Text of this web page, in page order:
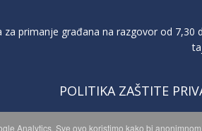
za primanje građana na razgovor od
POLITIKA ZAŠTITE
Analytics. Sve ovo koristimo kako bi